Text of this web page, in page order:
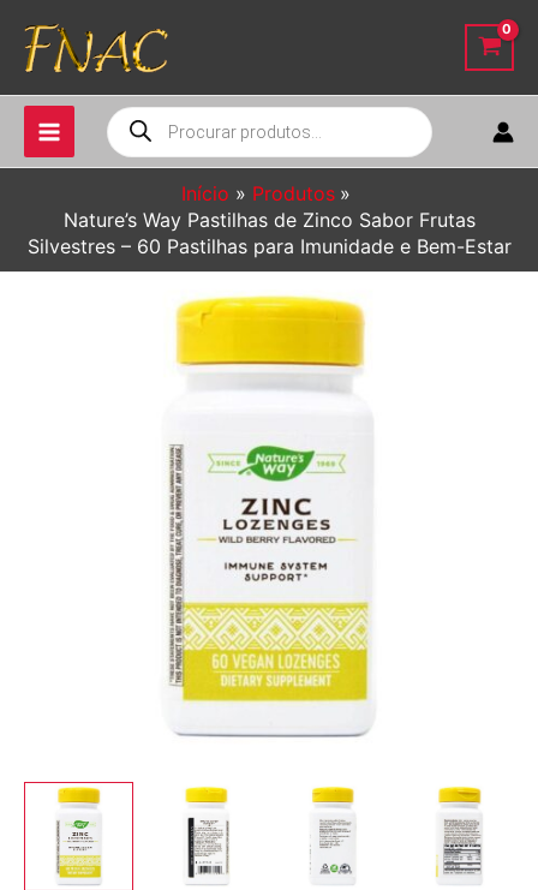
para
conteúdo
Pesquisar
produtos
Início
Produtos
Nature’s Way Pastilhas de Zinco Sabor Frutas
Silvestres – 60 Pastilhas para Imunidade e Bem-Estar